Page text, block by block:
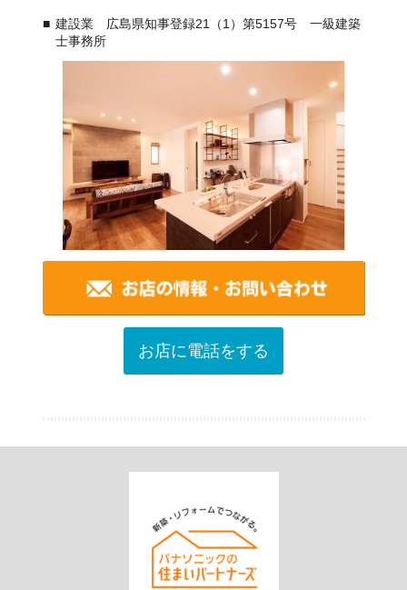
建設業 広島県知事登録21（1）第5157号 一級建築
士事務所
お店に電話をする